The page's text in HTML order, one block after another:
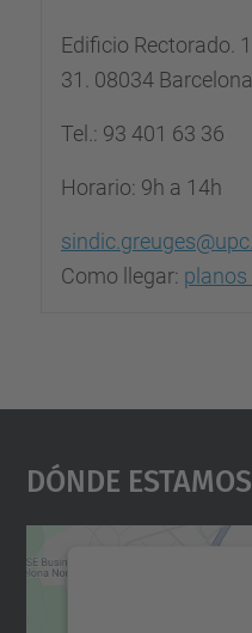
Edificio Rectorado.
31. 08034 Barcelona
Tel.: 93 401 63 36
Horario: 9h a 14h
Como llegar:
Dónde Estamos